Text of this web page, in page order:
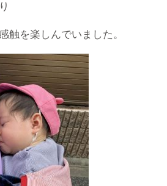
触を楽しんでいました。